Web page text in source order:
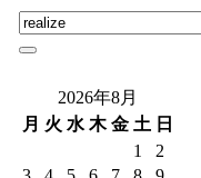
2026年8月
月 火 水 木 金 土 日
1
2